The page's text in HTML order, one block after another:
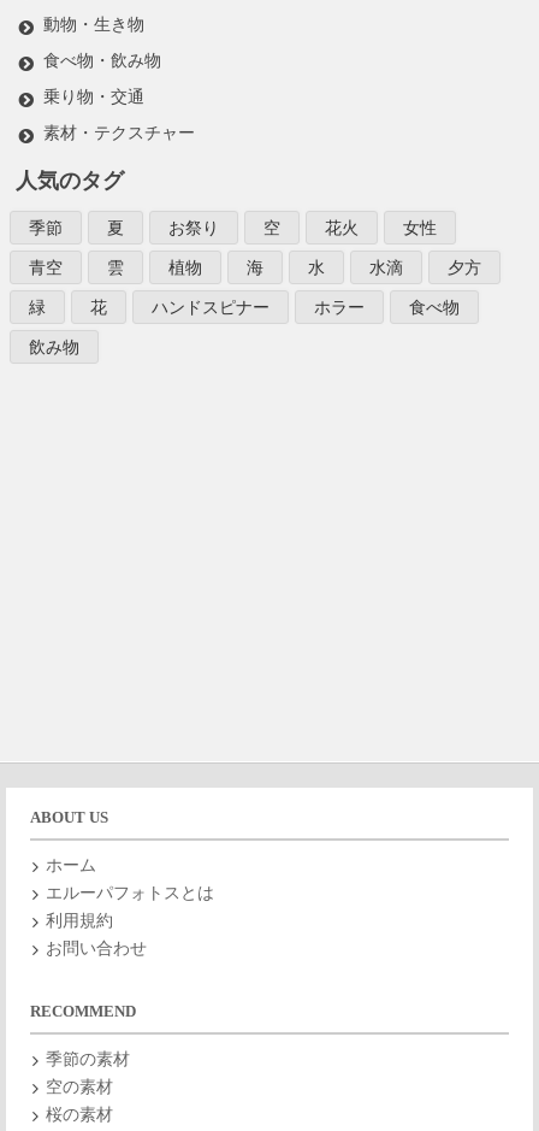
動物・生き物
食べ物・飲み物
乗り物・交通
素材・テクスチャー
人気のタグ
季節 夏 お祭り 空 花火
女性
青空
雲 植物 海 水 水滴
夕方
緑
花 ハンドスピナー ホラー
食べ物
飲み物
ABOUT US
ホーム
エルーパフォトスとは
利用規約
お問い合わせ
RECOMMEND
季節の素材
空の素材
桜の素材